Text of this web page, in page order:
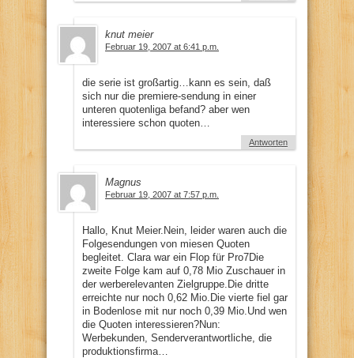
knut meier
Februar 19, 2007 at 6:41 p.m.
die serie ist großartig…kann es sein, daß
sich nur die premiere-sendung in einer
unteren quotenliga befand? aber wen
interessiere schon quoten…
Antworten
Magnus
Februar 19, 2007 at 7:57 p.m.
Hallo, Knut Meier.Nein, leider waren auch die
Folgesendungen von miesen Quoten
begleitet. Clara war ein Flop für Pro7Die
zweite Folge kam auf 0,78 Mio Zuschauer in
der werberelevanten Zielgruppe.Die dritte
erreichte nur noch 0,62 Mio.Die vierte fiel gar
in Bodenlose mit nur noch 0,39 Mio.Und wen
die Quoten interessieren?Nun:
Werbekunden, Senderverantwortliche, die
produktionsfirma…